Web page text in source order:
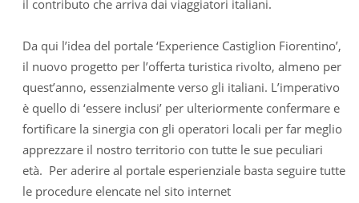
il contributo che arriva dai viaggiatori italiani.
Da qui l’idea del portale ‘Experience Castiglion Fiorentino’,
il nuovo progetto per l’offerta turistica rivolto, almeno per
quest’anno, essenzialmente verso gli italiani. L’imperativo
è quello di ‘essere inclusi’ per ulteriormente confermare e
fortificare la sinergia con gli operatori locali per far meglio
apprezzare il nostro territorio con tutte le sue peculiari
età. Per aderire al portale esperienziale basta seguire tutte
le procedure elencate nel sito internet